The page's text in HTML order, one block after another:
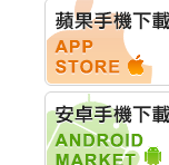
華旭先進:
碩通散熱
公告董事
及代理發
華旭先進:
碩通散熱
公告董事
工認股權